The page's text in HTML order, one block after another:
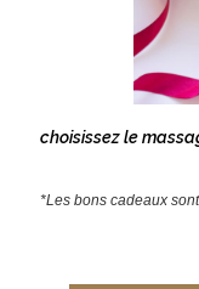
choisissez le
*Les bons cadeaux